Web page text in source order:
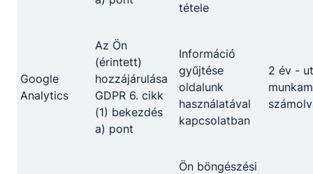
tétele
Google
Analytics
Az Ön
(érintett)
hozzájárulása
GDPR 6. cikk
(1) bekezdés
a) pont
Információ
gyűjtése
oldalunk
használatával
kapcsolatban
2 év -
Ön böngészési